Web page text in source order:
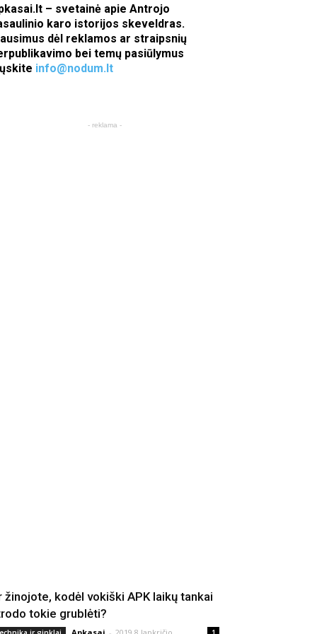
– svetainė apie Antrojo
karo istorijos skeveldras.
dėl reklamos ar straipsnių
bei temų pasiūlymus
info@nodum.lt
- reklama -
žinojote, kodėl vokiški APK laikų tankai
tokie grublėti?